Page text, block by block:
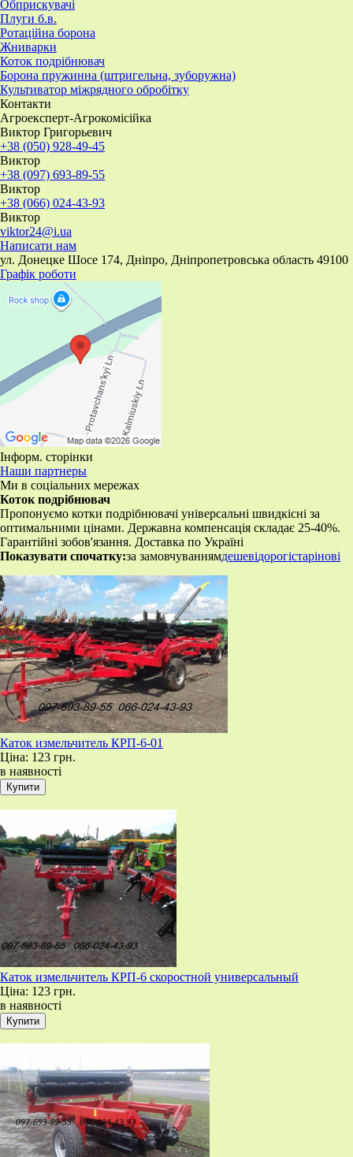
Обприскувачі
Плуги б.в.
Ротаційна борона
Жниварки
Коток подрібнювач
Борона пружинна (штригельна, зуборужна)
​Культиватор міжрядного обробітку
Контакти
Агроексперт-Агрокомісійка
Виктор Григорьевич
+38 (050) 928-49-45
Виктор
+38 (097) 693-89-55
Виктор
+38 (066) 024-43-93
Виктор
viktor24@i.ua
Написати нам
ул. Донецке Шосе 174, Дніпро, Дніпропетровська область 49100
Графік роботи
Інформ. сторінки
Наши партнеры
Ми в соціальних мережах
Коток подрібнювач
Пропонуємо котки подрібнювачі універсальні швидкісні за
оптимальними цінами. Державна компенсація складає 25-40%.
Гарантійні зобов'язання. Доставка по Україні
Показувати спочатку:за замовчуваннямдешевідорогістарінові
​Каток измельчитель КРП-6-01
Ціна: 123 грн.
в наявності
​Каток измельчитель КРП-6 скоростной универсальный
Ціна: 123 грн.
в наявності